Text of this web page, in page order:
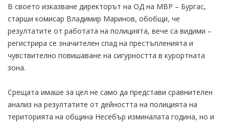
В своето изказване директорът на ОД на МВР – Бургас,
старши комисар Владимир Маринов, обобщи, че
резултатите от работата на полицията, вече са видими –
регистрира се значителен спад на престъпленията и
чувствително повишаване на сигурността в курортната
зона.
Срещата имаше за цел не само да представи сравнителен
анализ на резултатите от дейността на полицията на
територията на община Несебър изминалата година, но и